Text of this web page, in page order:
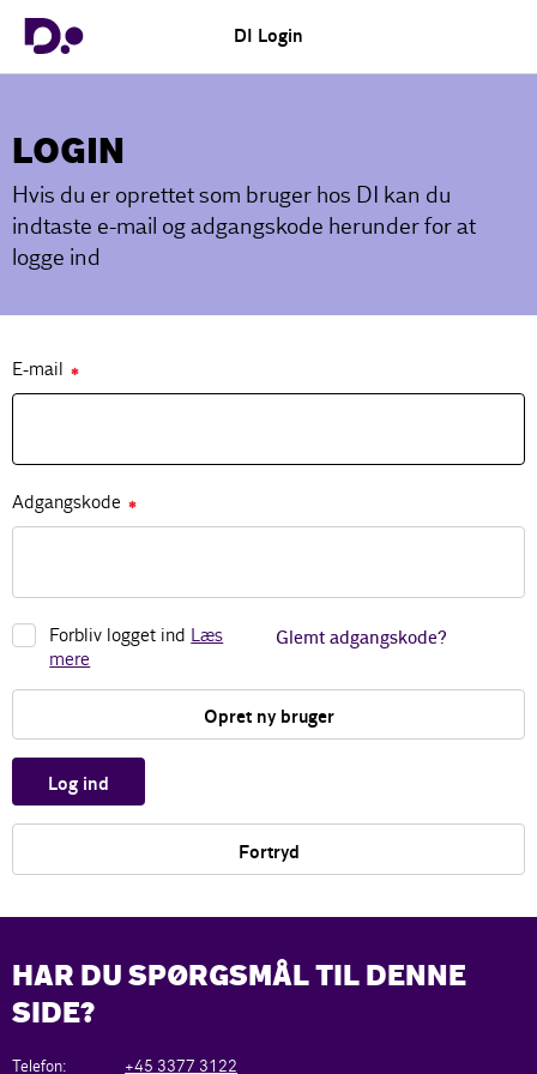
DI Login
LOGIN
Hvis du er oprettet som bruger hos DI kan du
indtaste e-mail og adgangskode herunder for at
logge ind
E-mail ✱
Adgangskode ✱
Forbliv logget ind Læs
mere
Glemt adgangskode?
Opret ny bruger
Log ind
Fortryd
HAR DU SPØRGSMÅL TIL DENNE
SIDE?
Telefon: +45 3377 3122